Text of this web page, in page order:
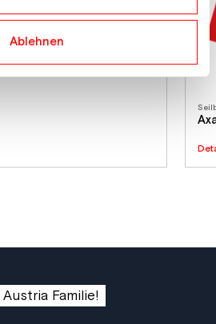
Ablehnen
Familie!